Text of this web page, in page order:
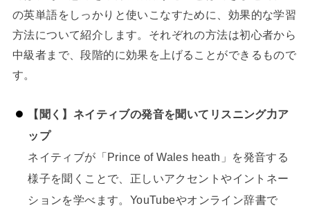
の英単語をしっかりと使いこなすために、効果的な学習
方法について紹介します。それぞれの方法は初心者から
中級者まで、段階的に効果を上げることができるもので
す。
【聞く】ネイティブの発音を聞いてリスニング力ア
ップ
ネイティブが「Prince of Wales heath」を発音する
様子を聞くことで、正しいアクセントやイントネー
ションを学べます。YouTubeやオンライン辞書で